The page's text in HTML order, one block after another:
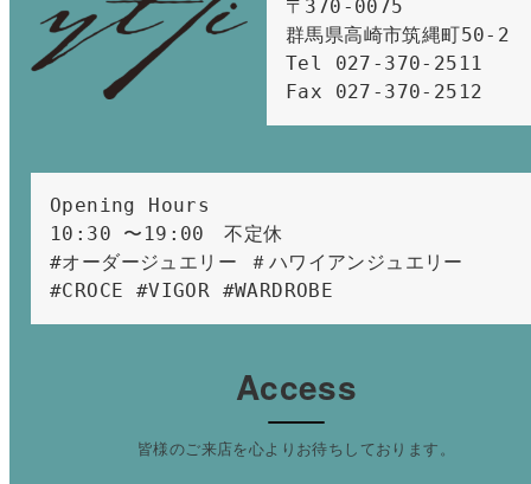
〒370-0075
群馬県高崎市筑縄町50-2
Tel 027-370-2511
Fax 027-370-2512
Opening Hours
10:30 〜19:00　不定休
#オーダージュエリー ＃ハワイアンジュエリー
#CROCE #VIGOR #WARDROBE
Access
皆様のご来店を心よりお待ちしております。